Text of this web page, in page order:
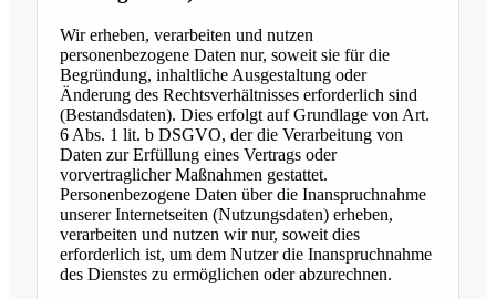
Wir erheben, verarbeiten und nutzen
personenbezogene Daten nur, soweit sie für die
Begründung, inhaltliche Ausgestaltung oder
Änderung des Rechtsverhältnisses erforderlich sind
(Bestandsdaten). Dies erfolgt auf Grundlage von Art.
6 Abs. 1 lit. b DSGVO, der die Verarbeitung von
Daten zur Erfüllung eines Vertrags oder
vorvertraglicher Maßnahmen gestattet.
Personenbezogene Daten über die Inanspruchnahme
unserer Internetseiten (Nutzungsdaten) erheben,
verarbeiten und nutzen wir nur, soweit dies
erforderlich ist, um dem Nutzer die Inanspruchnahme
des Dienstes zu ermöglichen oder abzurechnen.